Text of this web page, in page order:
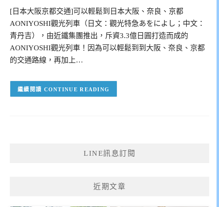
[日本大阪京都交通]可以輕鬆到日本大阪、奈良、京都
AONIYOSHI觀光列車（日文：觀光特急あをによし；中文：
青丹吉），由近鐵集團推出，斥資3.3億日圓打造而成的
AONIYOSHI觀光列車！因為可以輕鬆到到大阪、奈良、京都
的交通路線，再加上…
CONTINUE READING
LINE訊息訂閱
近期文章